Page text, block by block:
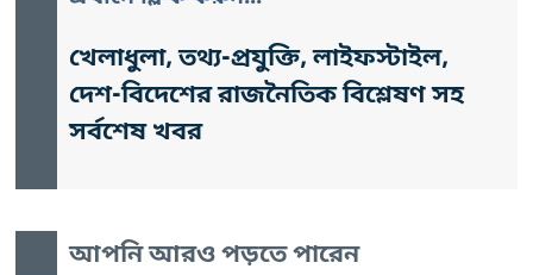
খেলাধুলা, তথ্য-প্রযুক্তি, লাইফস্টাইল,
দেশ-বিদেশের রাজনৈতিক বিশ্লেষণ সহ
সর্বশেষ খবর
আপনি আরও পড়তে পারেন